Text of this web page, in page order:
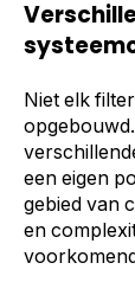
Niet elk
een eigen
gebied van
en